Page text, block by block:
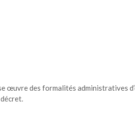
œuvre des formalités administratives